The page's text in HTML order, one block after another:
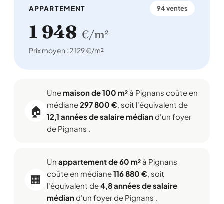
APPARTEMENT 94 ventes
1 948 €/m²
Prix moyen : 2 129 €/m²
🏠
Une maison de 100 m² à Pignans coûte en
médiane297 800 €, soit l'équivalent de
12,1 années de salaire médiand'un foyer
de Pignans .
🏢
Un appartement de 60 m² à Pignans
coûte en médiane116 880 €, soit
l'équivalent de4,8 années de salaire
médiand'un foyer de Pignans .